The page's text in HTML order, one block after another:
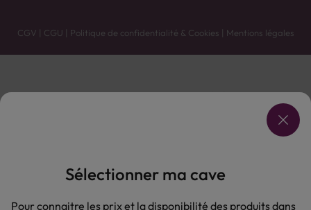
CGV | CGU | Politique de confidentialité & Cookies | Mentions légales
Vente uniquement en caves. Contactez votre caviste pour plus de renseignements.
L'ABUS D'ALCOOL EST DANGEREUX POUR LA SANTÉ, À CONSOMMER AVEC MODÉRATION.
Sélectionner ma cave
Pour connaitre les prix et la disponibilité des produits dans